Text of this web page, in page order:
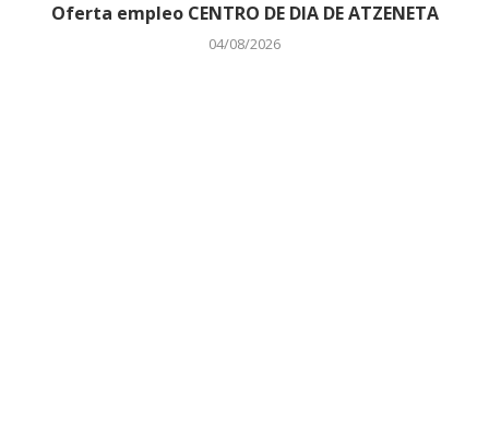
Oferta empleo CENTRO DE DIA DE ATZENETA
04/08/2026